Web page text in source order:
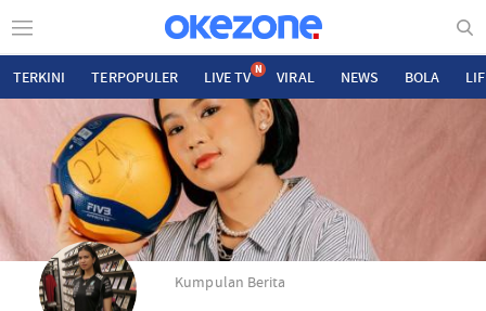
TERKINI TERPOPULER LIVE TV N VIRAL NEWS BOLA
Kumpulan Berita